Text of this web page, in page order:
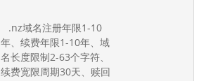
.nz域名注册年限1-10
年、续费年限1-10年、域
名长度限制2-63个字符、
续费宽限周期30天、赎回